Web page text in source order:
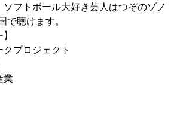
大好き芸人はつぞのゾノ
で聴けます。
プロジェクト
業